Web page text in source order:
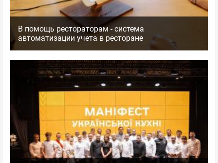
В помощь рестораторам - система
автоматизации учета в ресторане